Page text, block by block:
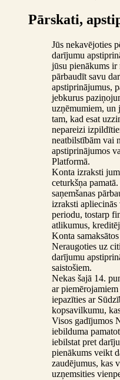
Pārskati,
Jūs nekavējoties
darījumu
jūsu pienākums ir
pārbaudīt savu
apstiprinājumus,
jebkurus
uzņēmumiem, un
tam, kad esat
nepareizi
neatbilstībām vai
apstiprinājumos
Platformā.
Konta izraksti
ceturkšņa
saņemšanas
izraksti
periodu, tostarp
atlikumus,
Konta
Neraugoties uz
darījumu
saistošiem.
Nekas šajā 14.
ar
iepazīties ar
kopsavilkumu,
Visos gadījumos
iebilduma
iebilstat pret
pienākums veikt
zaudējumus, kas
uzņemsities